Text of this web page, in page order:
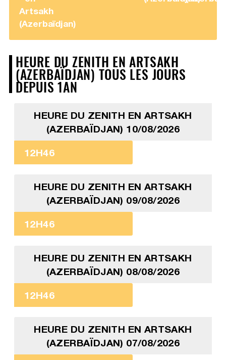
Artsakh
(Azerbaïdjan)
HEURE DU ZENITH EN ARTSAKH
(AZERBAÏDJAN) TOUS LES JOURS
DEPUIS 1AN
HEURE DU ZENITH EN ARTSAKH
(AZERBAÏDJAN) 10/08/2026
12H46
HEURE DU ZENITH EN ARTSAKH
(AZERBAÏDJAN) 09/08/2026
12H46
HEURE DU ZENITH EN ARTSAKH
(AZERBAÏDJAN) 08/08/2026
12H46
HEURE DU ZENITH EN ARTSAKH
(AZERBAÏDJAN) 07/08/2026